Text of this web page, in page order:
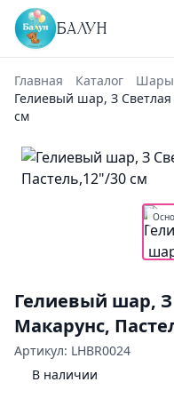
БАЛУН
Главная Каталог Шары
Гелиевый шар, З
см
Гелиевый шар,
Макарунс,
Артикул: LHBR0024
В наличии